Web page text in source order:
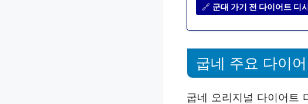
🔗 군대 가기 전 다이어트 디
굽네 주요 다이
굽네 오리지널 다이어트